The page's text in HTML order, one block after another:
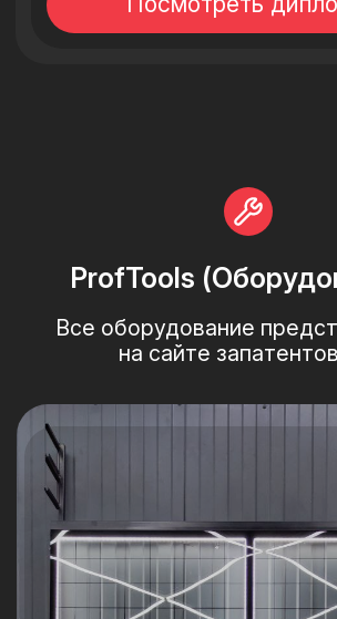
МОБИЛЬНЫЕ СТЕНДЫ:
M - L - XL - 2XL
НАСТЕННЫЕ СТЕНД-СТЕНЫ: